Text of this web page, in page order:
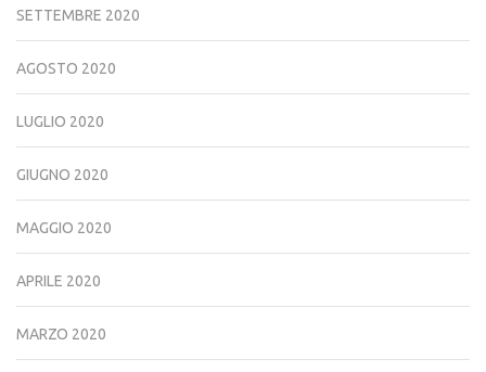
SETTEMBRE 2020
AGOSTO 2020
LUGLIO 2020
GIUGNO 2020
MAGGIO 2020
APRILE 2020
MARZO 2020